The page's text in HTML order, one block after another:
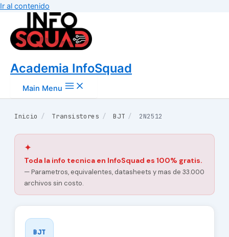
Ir al contenido
Academia InfoSquad
Main Menu
Inicio / Transistores / BJT / 2N2512
✦
Toda la info tecnica en InfoSquad es 100% gratis.
— Parametros, equivalentes, datasheets y mas de 33.000
archivos sin costo.
BJT